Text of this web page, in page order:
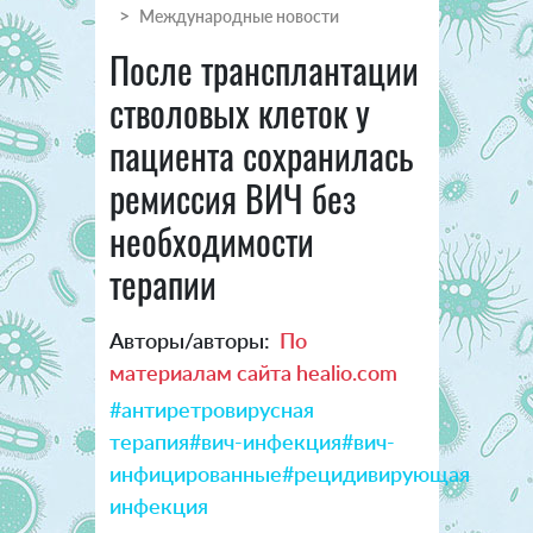
Международные новости
После трансплантации
стволовых клеток у
пациента сохранилась
ремиссия ВИЧ без
необходимости
терапии
Авторы/авторы: По
материалам сайта healio.com
#антиретровирусная
терапия#вич-инфекция#вич-
инфицированные#рецидивирующая
инфекция